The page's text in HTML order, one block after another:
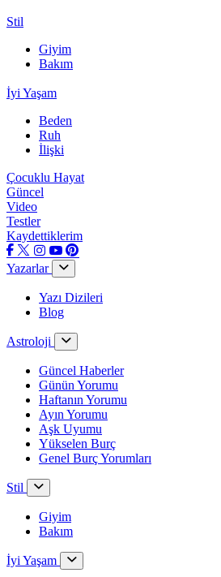
Stil
Giyim
Bakım
İyi Yaşam
Beden
Ruh
İlişki
Çocuklu Hayat
Güncel
Video
Testler
Kaydettiklerim
Yazarlar
Yazı Dizileri
Blog
Astroloji
Güncel Haberler
Günün Yorumu
Haftanın Yorumu
Ayın Yorumu
Aşk Uyumu
Yükselen Burç
Genel Burç Yorumları
Stil
Giyim
Bakım
İyi Yaşam